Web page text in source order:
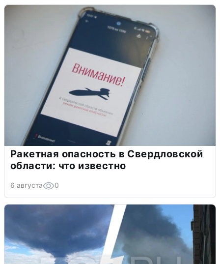
Ракетная опасность в Свердловской
области: что известно
6 августа 0